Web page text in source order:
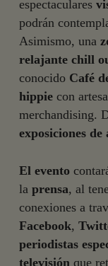
espectaculares
podrán
Asimismo, una
relajante chill
conocido Café
hippiecon
merchandising.
exposiciones
El evento
laprensa, al
conexiones a
Facebook,
periodistas
televisión que